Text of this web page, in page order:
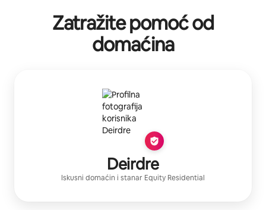
Zatražite pomoć od
domaćina
Deirdre
Iskusni domaćin i stanar Equity Residential